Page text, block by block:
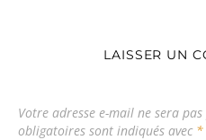
LAISSER UN
Votre adresse e-mail ne sera pas
obligatoires sont indiqués avec *